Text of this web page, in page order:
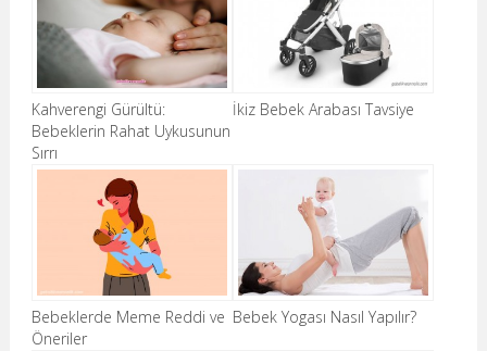
Kahverengi Gürültü:
Bebeklerin Rahat Uykusunun
Sırrı
İkiz Bebek Arabası Tavsiye
Bebeklerde Meme Reddi ve
Öneriler
Bebek Yogası Nasıl Yapılır?